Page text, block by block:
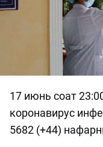
17 июнь соат
коронавирус
5682 (+44)